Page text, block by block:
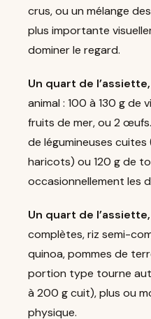
crus, ou un mélange
plus importante
dominer le regard.
Un quart de
animal : 100 à 130 g de
fruits de mer, ou 2
de légumineuses
haricots) ou 120 g de
occasionnellement les
Un quart de
complètes, riz semi-
quinoa, pommes de
portion type tourne
à 200 g cuit), plus ou
physique.